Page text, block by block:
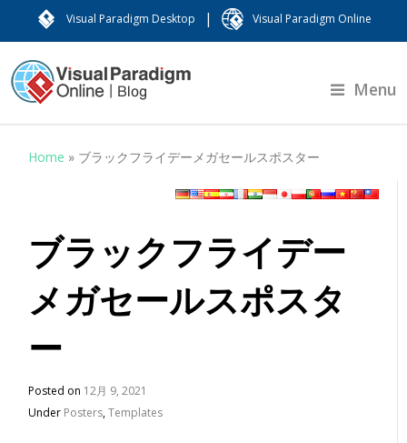
Visual Paradigm Desktop | Visual Paradigm Online
Menu
Home » ブラックフライデーメガセールスポスター
ブラックフライデー
メガセールスポスタ
ー
Posted on 12月 9, 2021
Under Posters,Templates